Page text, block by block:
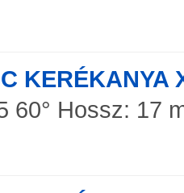
KERÉKANYA
60° Hossz: 17